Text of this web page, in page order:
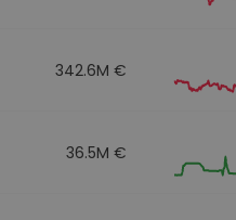
342.6M €
36.5M €